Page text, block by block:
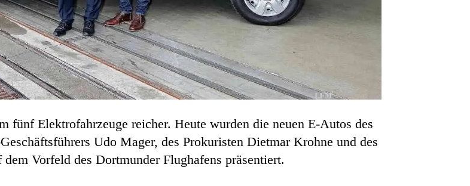
fünf Elektrofahrzeuge reicher. Heute wurden die neuen E-Autos des
Udo Mager, des Prokuristen Dietmar Krohne und des
Vorfeld des Dortmunder Flughafens präsentiert.